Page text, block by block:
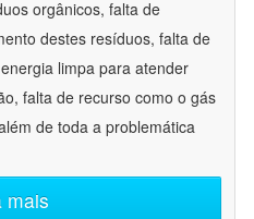
orgânicos, falta de
destes resíduos, falta de
limpa para atender
falta de recurso como o gás
de toda a problemática
mais